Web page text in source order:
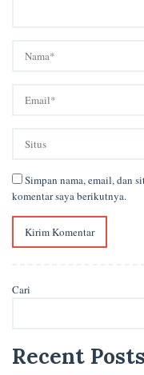
Simpan nama, email, dan
komentar saya berikutnya.
Cari
Recent Posts